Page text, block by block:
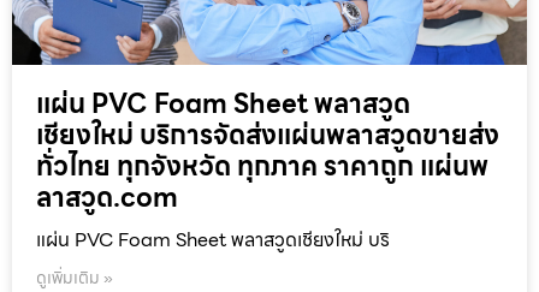
แผ่น PVC Foam Sheet พลาสวูด
เชียงใหม่ บริการจัดส่งแผ่นพลาสวูดขายส่ง
ทั่วไทย ทุกจังหวัด ทุกภาค ราคาถูก แผ่นพ
ลาสวูด.com
แผ่น PVC Foam Sheet พลาสวูดเชียงใหม่ บริ
ดูเพิ่มเติม »